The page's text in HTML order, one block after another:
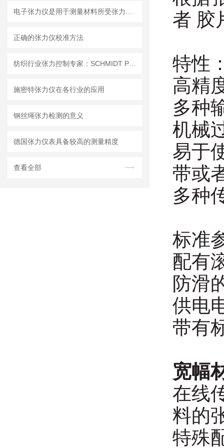
正确的张力仪校准方法
施密特张力仪在各行业的应用
钢丝绳张力检测的意义
德国张力仪表具备较高的测量精度
查看全部
者 胶
特性
高精
多种
机械
易于
带或
多种
标准
配有
防滑
供电
带有
宽幅
在线
料的
特殊